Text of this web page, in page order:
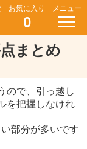
お気に入り
0
メニュー
まとめ
ので、引っ越し
を把握しなけれ
部分が多いです